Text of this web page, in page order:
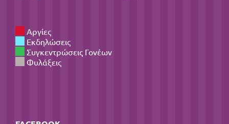
Αργίες
Εκδηλώσεις
Συγκεντρώσεις Γονέων
Φυλάξεις